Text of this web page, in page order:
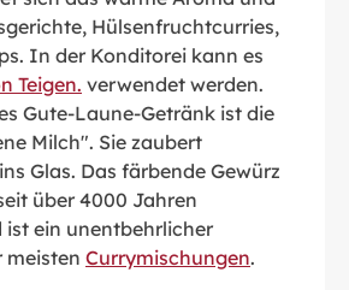
Hülsenfruchtcurries,
In der Konditorei kann es
Teigen. verwendet werden.
Gute-Laune-Getränk ist die
Milch". Sie zaubert
Glas. Das färbende Gewürz
über 4000 Jahren
ein unentbehrlicher
meisten Currymischungen.